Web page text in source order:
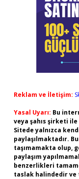
Reklam ve İletişim:
Yasal Uyarı: Bu
veya şahıs şirketi
Sitede yalnızca
paylaşılmaktadır.
taşımamakta olup,
paylaşım
benzerlikleri
taslak halindedir ve